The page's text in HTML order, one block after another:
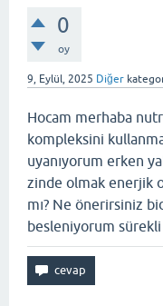
0
oy
9, Eylül, 2025 Diğer
Hocam merhaba
kompleksini
uyanıyorum erken
zinde olmak enerjik
mı? Ne önerirsiniz
besleniyorum